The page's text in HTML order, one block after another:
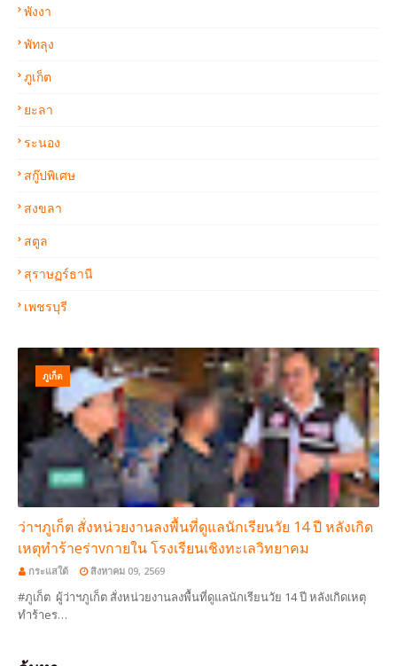
พังงา
พัทลุง
ภูเก็ต
ยะลา
ระนอง
สกู๊ปพิเศษ
สงขลา
สตูล
สุราษฏร์ธานี
เพชรบุรี
ภูเก็ต
ว่าฯภูเก็ต สั่งหน่วยงานลงพื้นที่ดูแลนักเรียนวัย 14 ปี หลังเกิด
เหตุทำร้าeร่าvกายใน โรงเรียนเชิงทะเลวิทยาคม
กระแสใต้ สิงหาคม 09, 2569
#ภูเก็ต ผู้ว่าฯภูเก็ต สั่งหน่วยงานลงพื้นที่ดูแลนักเรียนวัย 14 ปี หลังเกิดเหตุ
ทำร้าeร…